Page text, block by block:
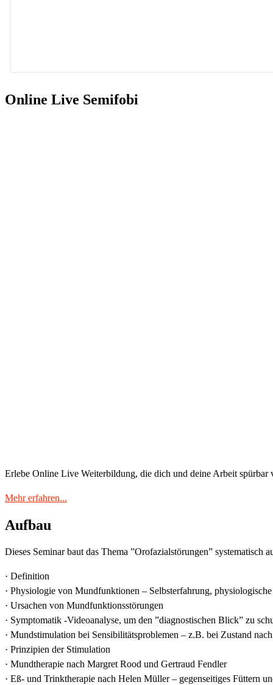
Online Live Semifobi
Erlebe Online Live Weiterbildung, die dich und deine Arbeit spürbar
Mehr erfahren...
Aufbau
Dieses Seminar baut das Thema ”Orofazialstörungen” systematisch
· Definition
· Physiologie von Mundfunktionen – Selbsterfahrung,
· Ursachen von Mundfunktionsstörungen
· Symptomatik -Videoanalyse, um den ”diagnostischen Blick” zu
· Mundstimulation bei Sensibilitätsproblemen – z.B. bei Zustand
· Prinzipien der Stimulation
· Mundtherapie nach Margret Rood und Gertraud Fendler
· Eß- und Trinktherapie nach Helen Müller – gegenseitiges Füttern